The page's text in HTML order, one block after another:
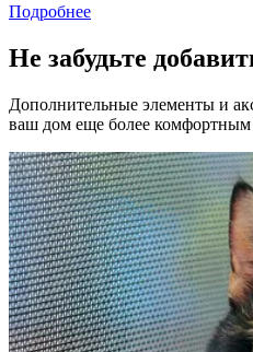
Подробнее
Не забудьте
Дополнительные элементы и
ваш дом еще более комфортным